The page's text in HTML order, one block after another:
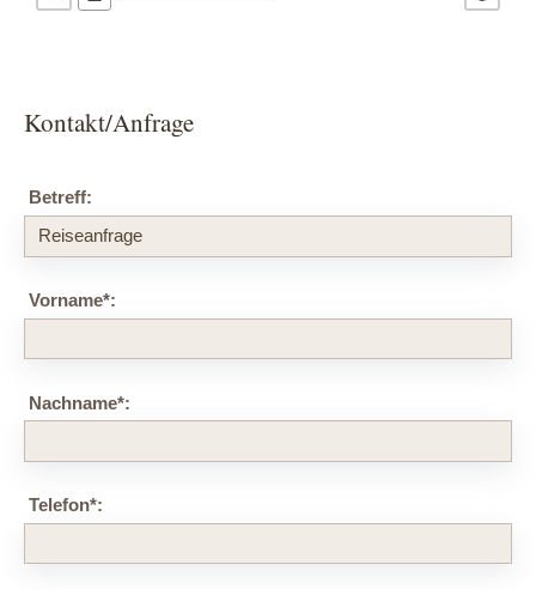
Kontakt/Anfrage
Betreff:
Vorname*:
Nachname*:
Telefon*: